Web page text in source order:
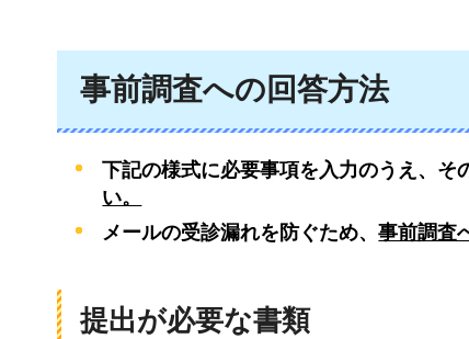
事前調査への回答方法
下記の様式に必要事項を入力のうえ、そ
い。
メールの受診漏れを防ぐため、事前調査
提出が必要な書類